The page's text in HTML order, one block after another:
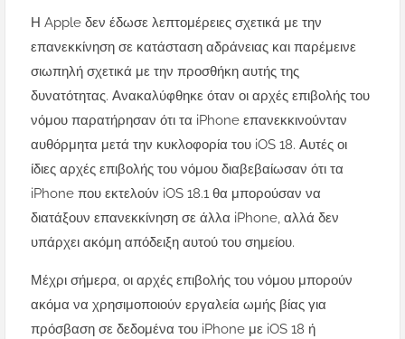
Η Apple δεν έδωσε λεπτομέρειες σχετικά με την
επανεκκίνηση σε κατάσταση αδράνειας και παρέμεινε
σιωπηλή σχετικά με την προσθήκη αυτής της
δυνατότητας. Ανακαλύφθηκε όταν οι αρχές επιβολής του
νόμου παρατήρησαν ότι τα iPhone επανεκκινούνταν
αυθόρμητα μετά την κυκλοφορία του iOS 18. Αυτές οι
ίδιες αρχές επιβολής του νόμου διαβεβαίωσαν ότι τα
iPhone που εκτελούν iOS 18.1 θα μπορούσαν να
διατάξουν επανεκκίνηση σε άλλα iPhone, αλλά δεν
υπάρχει ακόμη απόδειξη αυτού του σημείου.
Μέχρι σήμερα, οι αρχές επιβολής του νόμου μπορούν
ακόμα να χρησιμοποιούν εργαλεία ωμής βίας για
πρόσβαση σε δεδομένα του iPhone με iOS 18 ή